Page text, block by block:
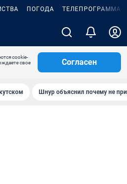
ПОГОДА ТЕЛЕПРОГРАММА
cookie-
свое
Согласен
Шнур объяснил почему не